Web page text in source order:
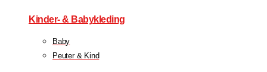
Kinder- & Babykleding
Baby
Peuter & Kind